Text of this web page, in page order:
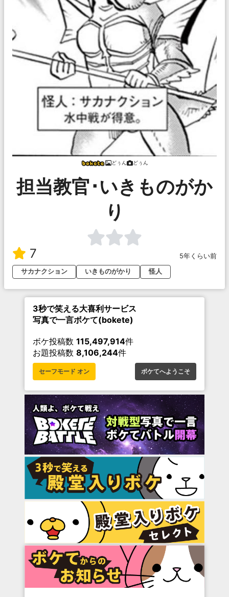
どぅん どぅん
担当教官･いきものがか
り
7
5年くらい前
サカナクション
いきものがかり 怪人
3秒で笑える大喜利サービス
写真で一言ボケて(bokete)
ボケ投稿数 115,497,914件
お題投稿数 8,106,244件
セーフモード オン ボケてへようこそ